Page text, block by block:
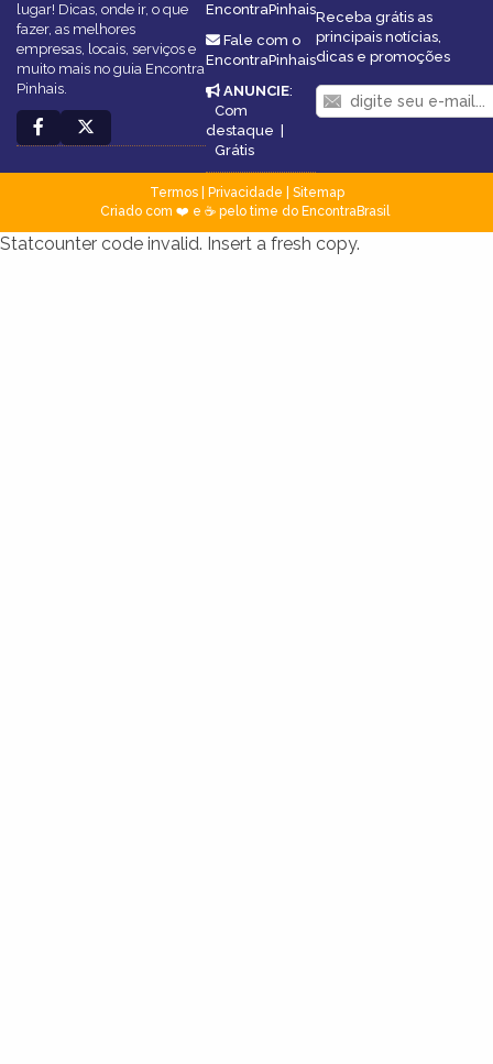
lugar! Dicas, onde ir, o que
fazer, as melhores
empresas, locais, serviços e
muito mais no guia Encontra
Pinhais.
EncontraPinhais
Fale com o
EncontraPinhais
ANUNCIE:
Com
destaque
Grátis
Receba grátis as
principais notícias,
dicas e promoções
Termos| Privacidade
Sitemap
Criado com ❤️ e ☕ pelo time do EncontraBrasil
Statcounter code invalid. Insert a fresh copy.